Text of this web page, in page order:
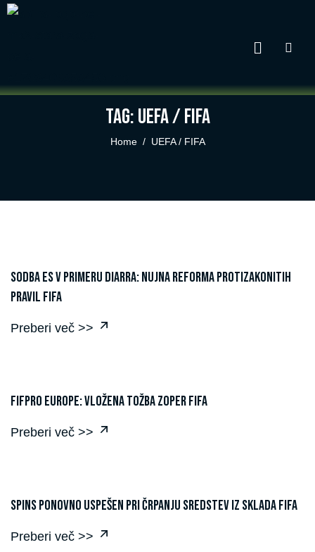
Tag: UEFA / FIFA
Home UEFA / FIFA
Sodba ES v primeru Diarra: nujna reforma protizakonitih
pravil FIFA
Preberi več >>
FIFPRO Europe: vložena tožba zoper FIFA
Preberi več >>
SPINS ponovno uspešen pri črpanju sredstev iz sklada FIFA
Preberi več >>